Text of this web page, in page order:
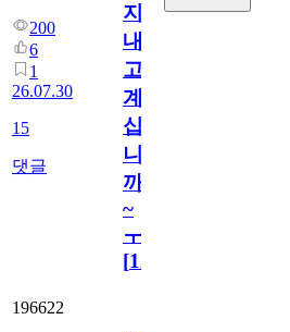
200
6
1
26.07.30
15
댓글
지
내
고
계
십
니
까
~
ㅜ
[15
196622